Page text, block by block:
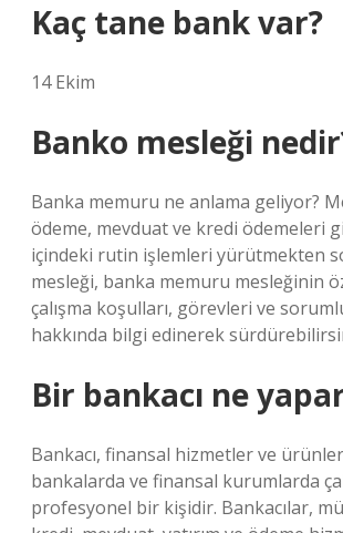
Kaç tane bank var?
14 Ekim
Banko mesleği
Banka memuru ne anlama geliyor?
ödeme, mevduat ve kredi ödemeleri
içindeki rutin işlemleri yürütmekten
mesleği, banka memuru mesleğinin
çalışma koşulları, görevleri ve
hakkında bilgi edinerek
Bir bankacı ne
Bankacı, finansal hizmetler ve
bankalarda ve finansal kurumlarda
profesyonel bir kişidir. Bankacılar,